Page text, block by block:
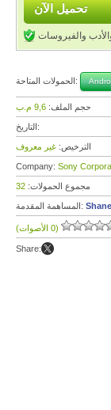
تحميل الآن
والفيروسات
الحمولات المتاحة:
حجم الملف: 9,6 م.ب
التاريخ:
الترخيص: غير معروف
Company: Sony
مجموع الحمولات: 32
المساهمة المقدمة:
(0 الأصوات)
Share: